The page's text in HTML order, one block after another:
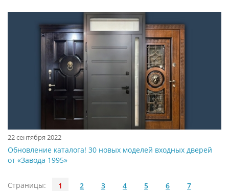
22 сентября 2022
Обновление каталога! 30 новых моделей входных дверей
от «Завода 1995»
Страницы: 1 2 3 4 5 6 7